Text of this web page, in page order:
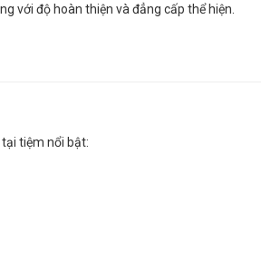
với độ hoàn thiện và đẳng cấp thể hiện.
tiệm nổi bật: